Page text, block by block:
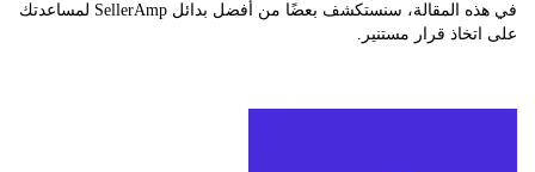
في هذه المقالة، سنستكشف بعضًا من أفضل بدائل SellerAmp لمساعدتك
قرار مستنير.